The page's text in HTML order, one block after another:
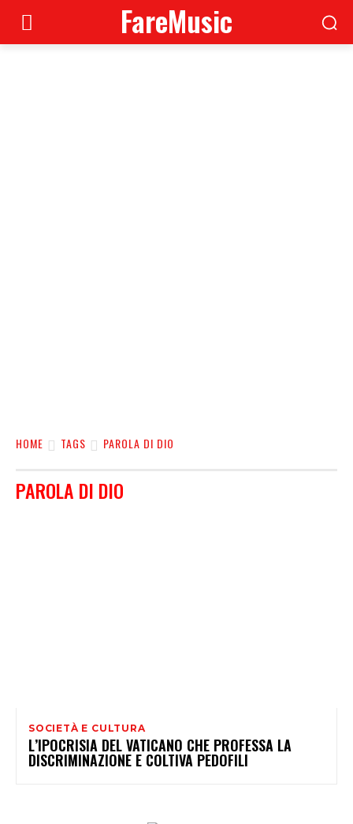
FareMusic
HOME TAGS PAROLA DI DIO
PAROLA DI DIO
SOCIETÀ E CULTURA
L’IPOCRISIA DEL VATICANO CHE PROFESSA LA
DISCRIMINAZIONE E COLTIVA PEDOFILI